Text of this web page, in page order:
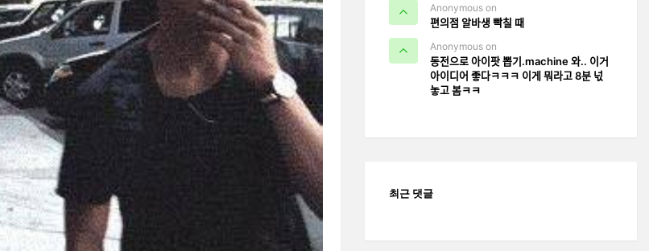
Anonymous on
편의점 알바생 빡칠 때
Anonymous on
동전으로 아이팟 뽑기.machine 와.. 이거
아이디어 좋다ㅋㅋㅋ 이게 뭐라고 8분 넋
놓고 봄ㅋㅋ
최근 댓글